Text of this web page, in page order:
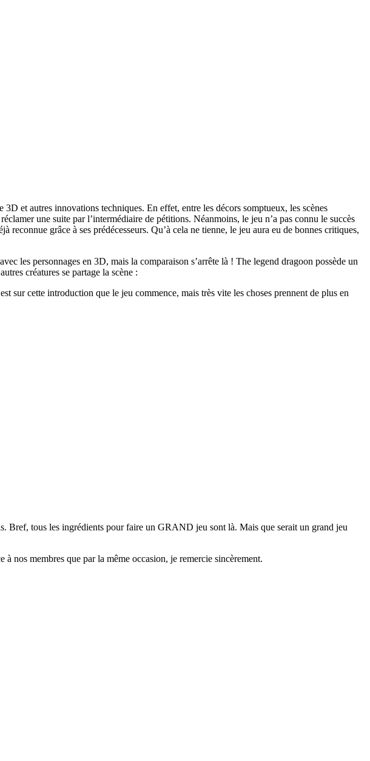
et autres innovations techniques. En effet, entre les décors somptueux, les scènes
une suite par l’intermédiaire de pétitions. Néanmoins, le jeu n’a pas connu le succès
grâce à ses prédécesseurs. Qu’à cela ne tienne, le jeu aura eu de bonnes critiques,
les personnages en 3D, mais la comparaison s’arrête là ! The legend dragoon possède un
créatures se partage la scène :
sur cette introduction que le jeu commence, mais très vite les choses prennent de plus en
Bref, tous les ingrédients pour faire un GRAND jeu sont là. Mais que serait un grand jeu
nos membres que par la même occasion, je remercie sincèrement.